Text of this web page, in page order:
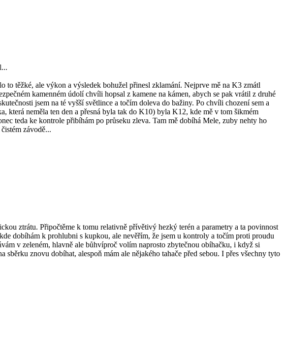
těžké, ale výkon a výsledek bohužel přinesl zklamání. Nejprve mě na K3 zmátl
kamenném údolí chvíli hopsal z kamene na kámen, abych se pak vrátil z druhé
jsem na té vyšší světlince a točím doleva do bažiny. Po chvíli chození sem a
která neměla ten den a přesná byla tak do K10) byla K12, kde mě v tom šikmém
teda ke kontrole přibíhám po průseku zleva. Tam mě dobíhá Mele, zuby nehty ho
závodě...
ztrátu. Připočtěme k tomu relativně přívětivý hezký terén a parametry a ta povinnost
dobíhám k prohlubni s kupkou, ale nevěřím, že jsem u kontroly a točím proti proudu
v zeleném, hlavně ale bůhvíproč volím naprosto zbytečnou obíhačku, i když si
znovu dobíhat, alespoň mám ale nějakého tahače před sebou. I přes všechny tyto